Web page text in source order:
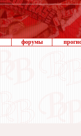
форумы